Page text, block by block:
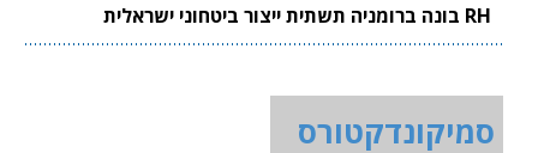
RH בונה ברומניה תשתית ייצור ביטחוני ישראלית
סמיקונדקטורס